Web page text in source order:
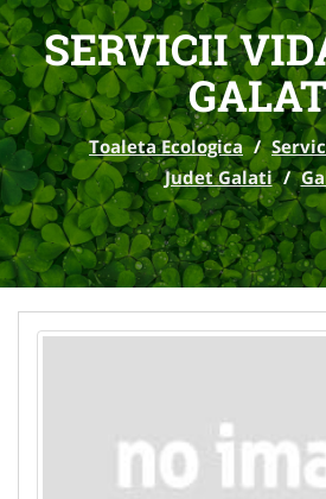
SERVICII
Toaleta Ecologica /
Judet Galati /